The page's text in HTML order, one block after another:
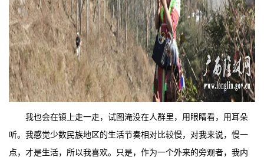
我也会在镇上走一走，试图淹没在人群里，用眼睛看，用耳朵
听。我感觉少数民族地区的生活节奏相对比较慢，对我来说，慢一
点，才是生活，所以我喜欢。只是，作为一个外来的旁观者，我内